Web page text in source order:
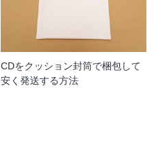
CDをクッション封筒で梱包して
安く発送する方法